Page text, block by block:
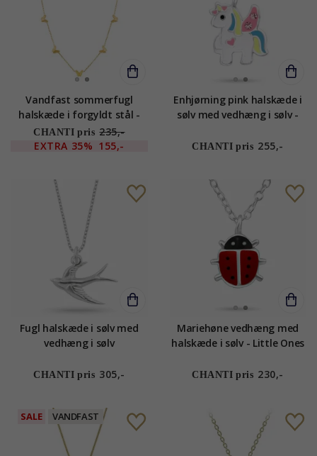
Vandfast sommerfugl
halskæde i forgyldt stål -
OCEANA
CHANTI pris 235,-
EXTRA 35% 155,-
Enhjørning pink halskæde i
sølv med vedhæng i sølv -
CHANTI pris 255,-
Fugl halskæde i sølv med
vedhæng i sølv
CHANTI pris 305,-
Mariehøne vedhæng med
halskæde i sølv - Little Ones
CHANTI pris 230,-
SALE VANDFAST